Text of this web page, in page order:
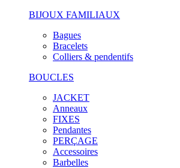
BIJOUX FAMILIAUX
Bagues
Bracelets
Colliers & pendentifs
BOUCLES
JACKET
Anneaux
FIXES
Pendantes
PERÇAGE
Accessoires
Barbelles